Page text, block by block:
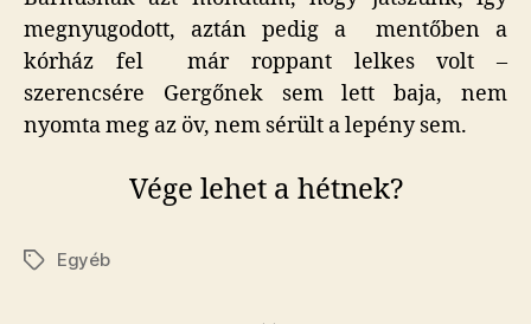
megnyugodott, aztán pedig a mentőben a
kórház fel már roppant lelkes volt –
szerencsére Gergőnek sem lett baja, nem
nyomta meg az öv, nem sérült a lepény sem.
Vége lehet a hétnek?
CímkékEgyéb